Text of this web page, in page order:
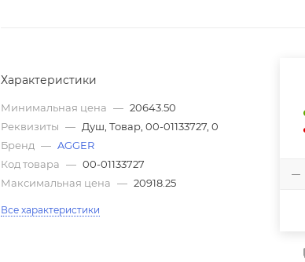
Характеристики
Минимальная цена — 20643.50
Реквизиты — Душ, Товар, 00-01133727, 0
Бренд — AGGER
Код товара — 00-01133727
Максимальная цена — 20918.25
Все характеристики